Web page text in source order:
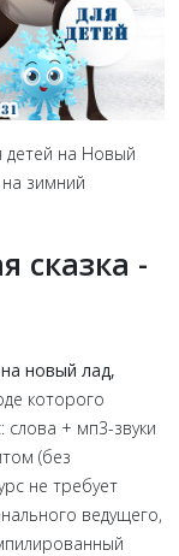
детей на Новый
зимний
сказка -
новый лад,
которого
слова + мп3-звуки
(без
не требует
ведущего,